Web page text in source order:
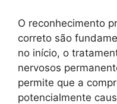
O reconhecimento
correto são
no início, o
nervosos
permite que a
potencialmente